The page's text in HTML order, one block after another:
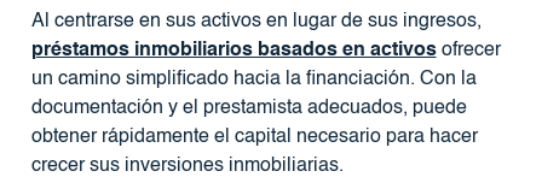
Al centrarse en sus activos en lugar de sus ingresos,
préstamos inmobiliarios basados ​​en activosofrecer
un camino simplificado hacia la financiación. Con la
documentación y el prestamista adecuados, puede
obtener rápidamente el capital necesario para hacer
crecer sus inversiones inmobiliarias.